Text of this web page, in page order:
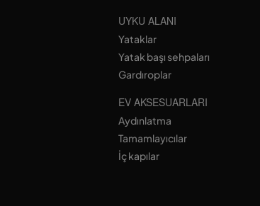
UYKU ALANI
Yataklar
Yatak başı sehpaları
Gardıroplar
EV AKSESUARLARI
Aydınlatma
Tamamlayıcılar
İç kapılar